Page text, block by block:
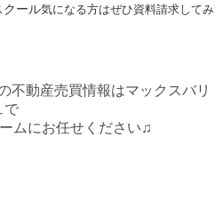
クール気になる方はぜひ資料請求してみ
不動産売買情報はマックスバリ
で
ムにお任せください♫